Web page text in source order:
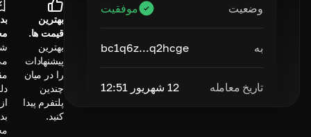
وضعیت موفقیت
به bc1q6z...q2hcge
تاریخ معامله 12 شهریور 12:51
بهترین
قیمت ها.
بهترین
پیشنهادات
را در میان
چندین
پلتفرم پیدا
کنید.